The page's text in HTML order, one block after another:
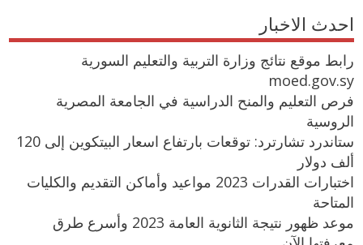
احدث الاخبار
رابط موقع نتائج وزارة التربية والتعليم السورية
moed.gov.sy
فرص التعليم والمنح الدراسية في الجامعة المصرية
الروسية
ستاندرد تشارترد: توقعات بارتفاع اسعار البيتكوين إلى 120
ألف دولار
اختبارات القدرات 2023 مواعيد وأماكن التقديم والكليات
المتاحة
موعد ظهور نتيجة الثانوية العامة 2023 وأسرع طرق